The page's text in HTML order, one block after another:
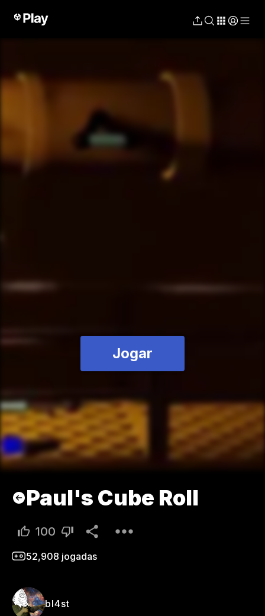
Jogar
Paul's Cube Roll
100
52,908 jogadas
bl4st